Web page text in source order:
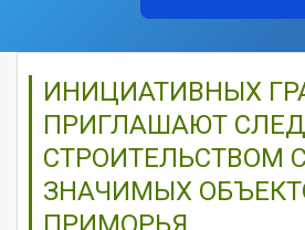
ИНИЦИАТИВНЫХ
ПРИГЛАШАЮТ
СТРОИТЕЛЬСТВОМ
ЗНАЧИМЫХ